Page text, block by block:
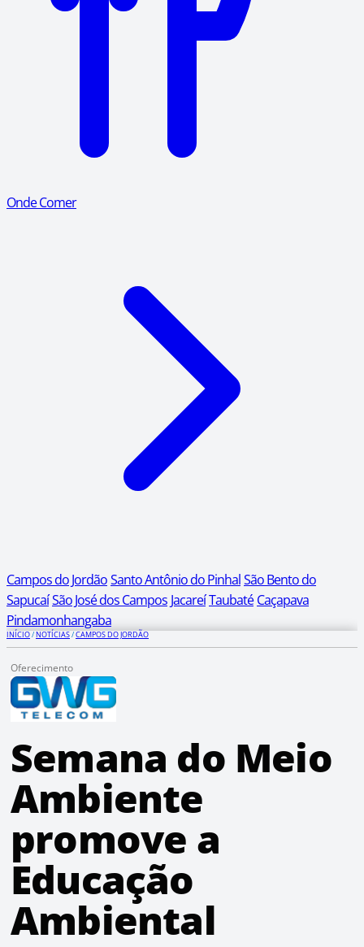
Onde Comer
Campos do JordãoSanto Antônio do PinhalSão Bento do
SapucaíSão José dos Campos JacareíTaubaté Caçapava
Pindamonhangaba
INÍCIO/NOTÍCIAS/CAMPOS DO JORDÃO
Oferecimento
Semana do Meio
Ambiente
promove a
Educação
Ambiental